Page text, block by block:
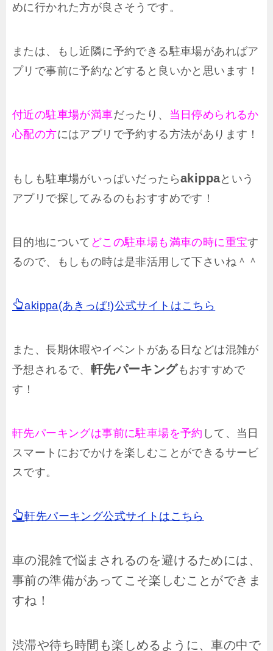
めに行かれた方が良さそうです。
または、もし近隣に予約できる駐車場があればア
プリで事前に予約などすると良いかと思います！
付近の駐車場が満車だったり、 当日停められるか
心配の方にはアプリで予約する方法があります！
もしも駐車場がいっぱいだったらakippaという
アプリで探してみるのもおすすめです！
目的地について どこの駐車場も満車の時に重宝す
るので、もしもの時は是非活用して下さいね＾＾
akippa(あきっぱ!)公式サイトはこちら
また、長期休暇やイベントがある日などは混雑が
予想されるで、 軒先パーキングもおすすめで
す！
軒先パーキングは事前に駐車場を予約 して、当日
スマートにおでかけを楽しむことができるサービ
スです。
軒先パーキング公式サイトはこちら
車の混雑で悩まされるのを避けるためには、
事前の準備があってこそ楽しむことができま
すね！
渋滞や待ち時間も楽しめるように、車の中で